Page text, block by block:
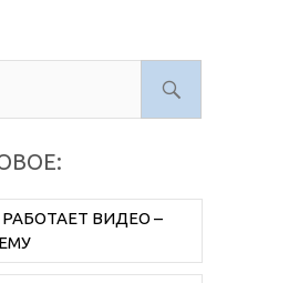
РАБОТАЕТ ВИДЕО –